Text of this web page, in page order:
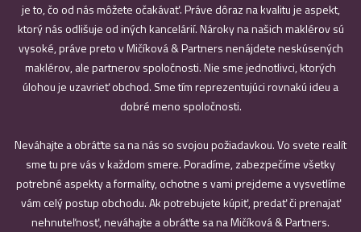
je to, čo od nás môžete očakávať. Práve dôraz na kvalitu je aspekt,
ktorý nás odlišuje od iných kancelárií. Nároky na našich maklérov sú
vysoké, práve preto v Mičíková & Partners nenájdete neskúsených
maklérov, ale partnerov spoločnosti. Nie sme jednotlivci, ktorých
úlohou je uzavrieť obchod. Sme tím reprezentujúci rovnakú ideu a
dobré meno spoločnosti.
Neváhajte a obráťte sa na nás so svojou požiadavkou. Vo svete realít
sme tu pre vás v každom smere. Poradíme, zabezpečíme všetky
potrebné aspekty a formality, ochotne s vami prejdeme a vysvetlíme
vám celý postup obchodu. Ak potrebujete kúpiť, predať či prenajať
nehnuteľnosť, neváhajte a obráťte sa na Mičíková & Partners.